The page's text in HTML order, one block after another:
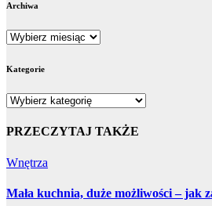
Archiwa
Archiwa
Kategorie
Kategorie
PRZECZYTAJ TAKŻE
Wnętrza
Mała kuchnia, duże możliwości – jak